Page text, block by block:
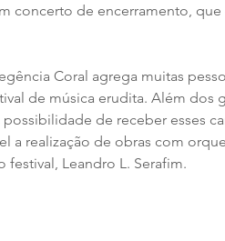
concerto de encerramento,
Coral agrega muitas
de música erudita. Além dos
de receber esses
a realização de obras com
Leandro L. Serafim.